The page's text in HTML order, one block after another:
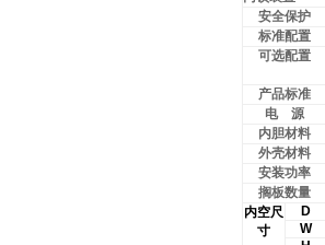
安全保护
标准配置
可选配置
产品标准
电 源
内胆材料
外壳材料
安装功率
搁板数量
内空尺
寸
D
W